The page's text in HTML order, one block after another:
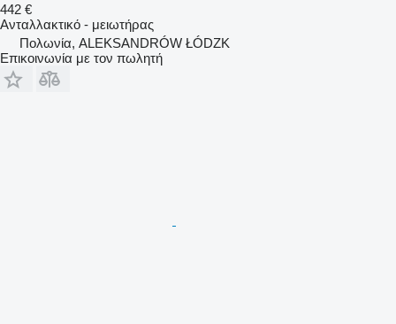
442 €
Ανταλλακτικό - μειωτήρας
Πολωνία, ALEKSANDRÓW ŁÓDZK
Επικοινωνία με τον πωλητή